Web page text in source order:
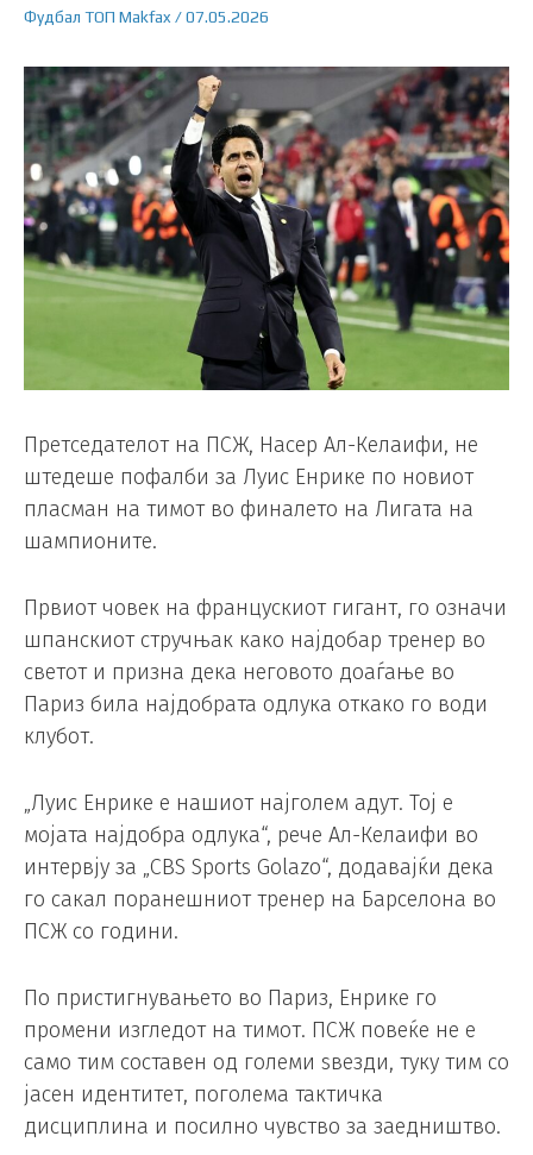
Фудбал ТОП Makfax /07.05.2026
Претседателот на ПСЖ, Насер Ал-Келаифи, не
штедеше пофалби за Луис Енрике по новиот
пласман на тимот во финалето на Лигата на
шампионите.
Првиот човек на францускиот гигант, го означи
шпанскиот стручњак како најдобар тренер во
светот и призна дека неговото доаѓање во
Париз била најдобрата одлука откако го води
клубот.
„Луис Енрике е нашиот најголем адут. Тој е
мојата најдобра одлука“, рече Ал-Келаифи во
интервју за „CBS Sports Golazo“, додавајќи дека
го сакал поранешниот тренер на Барселона во
ПСЖ со години.
По пристигнувањето во Париз, Енрике го
промени изгледот на тимот. ПСЖ повеќе не е
само тим составен од големи ѕвезди, туку тим со
јасен идентитет, поголема тактичка
дисциплина и посилно чувство за заедништво.